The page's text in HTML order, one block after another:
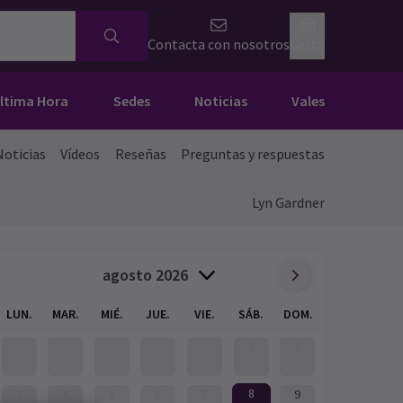
Contacta con nosotros
Hora Sedes Noticias Vales
Vídeos Reseñas Preguntas y respuestas
Lyn Gardner
agosto 2026
LUN. MAR. MIÉ. JUE. VIE. SÁB. DOM.
8 9